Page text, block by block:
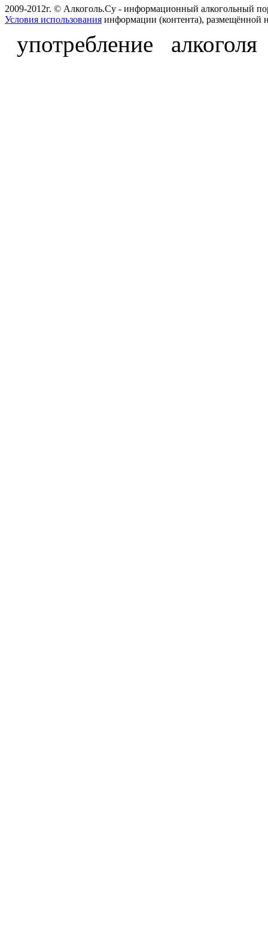
2009-2012г. © Алкоголь.Су - информационный алкогольный
Условия использования информации (контента), размещённой
употребление